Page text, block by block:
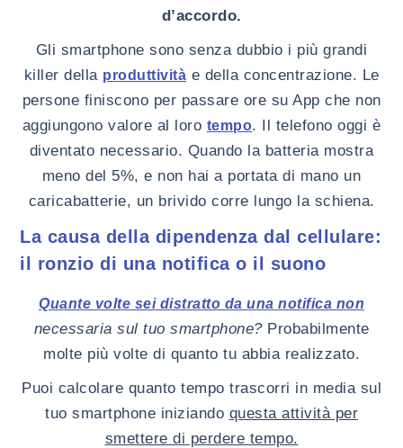
d’accordo.
Gli smartphone sono senza dubbio i più grandi
killer della produttività e della concentrazione. Le
persone finiscono per passare ore su App che non
aggiungono valore al loro tempo. Il telefono oggi è
diventato necessario. Quando la batteria mostra
meno del 5%, e non hai a portata di mano un
caricabatterie, un brivido corre lungo la schiena.
La causa della dipendenza dal cellulare:
il ronzio di una notifica o il suono
Quante volte sei distratto da una notifica non
necessaria sul tuo smartphone?Probabilmente
molte più volte di quanto tu abbia realizzato.
Puoi calcolare quanto tempo trascorri in media sul
tuo smartphone iniziando questa attività per
smettere di perdere tempo.